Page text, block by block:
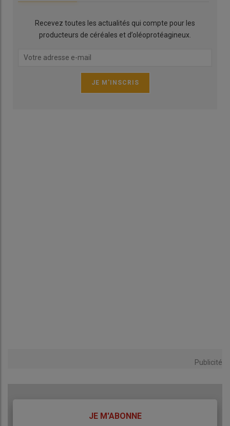
Recevez toutes les actualités qui compte pour les
producteurs de céréales et d’oléoprotéagineux.
Publicité
JE M'ABONNE